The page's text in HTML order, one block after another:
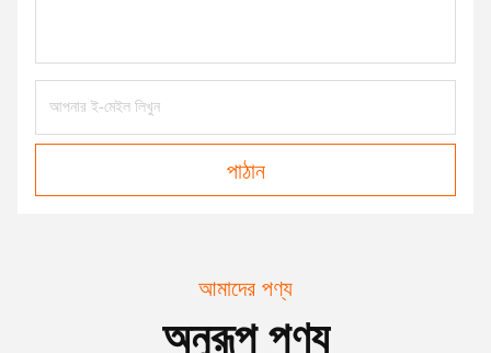
পাঠান
আমাদের পণ্য
অনুরূপ পণ্য